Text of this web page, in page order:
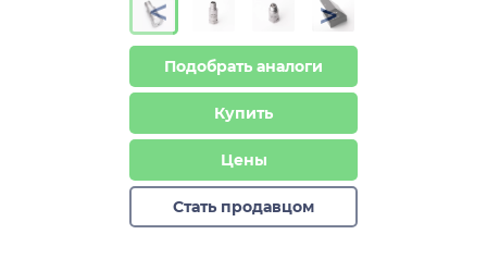
> >
Подобрать аналоги
Купить
Цены
Стать продавцом